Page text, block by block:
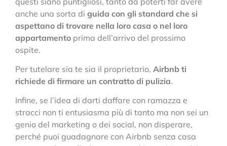
anche una sorta di guida con gli standard che si
aspettano di trovare nella loro casa o nel loro
appartamento prima dell’arrivo del prossimo
ospite.
Per tutelare sia te sia il proprietario, Airbnb ti
richiede di firmare un contratto di pulizia.
Infine, se l’idea di darti daffare con ramazza e
stracci non ti entusiasma più di tanto ma non sei un
genio del marketing o dei social, non disperare,
perché puoi guadagnare con Airbnb senza casa